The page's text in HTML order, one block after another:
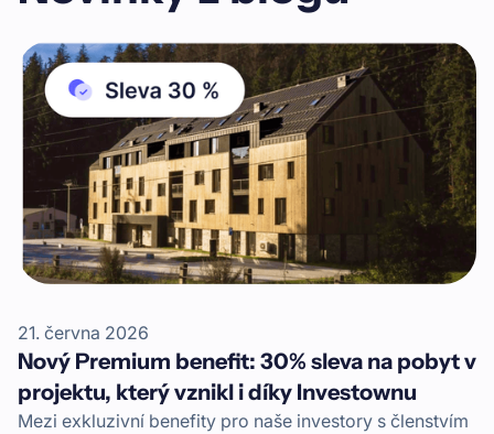
21. června 2026
Nový Premium benefit: 30% sleva na pobyt v
projektu, který vznikl i díky Investownu
Mezi exkluzivní benefity pro naše investory s členstvím